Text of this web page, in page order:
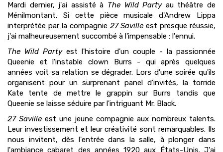
Mardi dernier, j'ai assisté à The Wild Partyau théâtre de
Ménilmontant. Si cette pièce musicale d'Andrew Lippa
interprétée par la compagnie 27 Saville est presque réussie,
j'ai malheureusement succombé à l'impensable : l'ennui.
The Wild Partyest l'histoire d'un couple - la passionnée
Queenie et l'instable clown Burrs - qui après quelques
années voit sa relation se dégrader. Lors d'une soirée qu'ils
organisent pour un surprenant panel d'invités, la torride
Kate tente de mettre le grappin sur Burrs tandis que
Queenie se laisse séduire par l'intriguant Mr. Black.
27 Saville est une jeune compagnie aux nombreux talents.
Leur investissement et leur créativité sont remarquables. Ils
nous invitent, dès l'entrée dans la salle, à plonger dans
l'ambiance cabaret des années 1920 aux États-Unis. J'ai